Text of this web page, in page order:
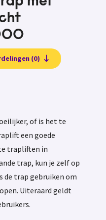
(0)
of is het te
een goede
trapliften in
trap, kun je zelf op
de trap gebruiken om
Uiteraard geldt